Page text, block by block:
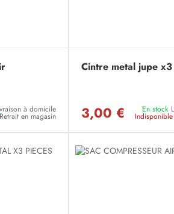
à domicile
Retrait en magasin
Cintre metal jupe x3
3,00 € En stock
Indisponible